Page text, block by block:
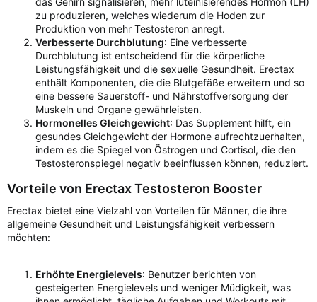
zu produzieren, welches wiederum die Hoden zur
Produktion von mehr Testosteron anregt.
Verbesserte Durchblutung: Eine verbesserte
Durchblutung ist entscheidend für die körperliche
Leistungsfähigkeit und die sexuelle Gesundheit. Erectax
enthält Komponenten, die die Blutgefäße erweitern und so
eine bessere Sauerstoff- und Nährstoffversorgung der
Muskeln und Organe gewährleisten.
Hormonelles Gleichgewicht: Das Supplement hilft, ein
gesundes Gleichgewicht der Hormone aufrechtzuerhalten,
indem es die Spiegel von Östrogen und Cortisol, die den
Testosteronspiegel negativ beeinflussen können, reduziert.
Vorteile von Erectax Testosteron Booster
Erectax bietet eine Vielzahl von Vorteilen für Männer, die ihre
allgemeine Gesundheit und Leistungsfähigkeit verbessern
möchten:
Erhöhte Energielevels: Benutzer berichten von
gesteigerten Energielevels und weniger Müdigkeit, was